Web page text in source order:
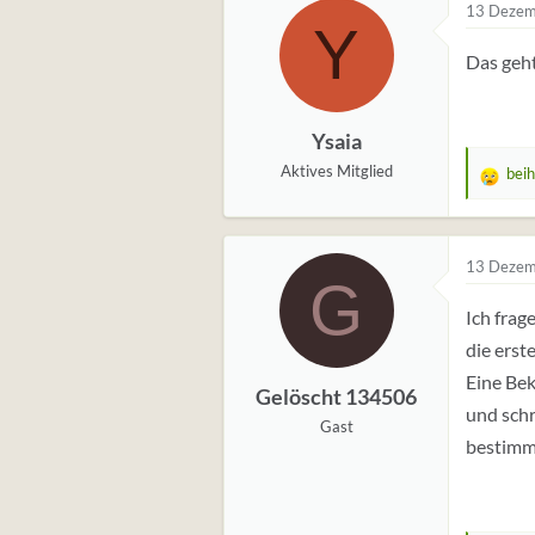
Y
Ysaia
Aktives Mitglied
13
Das
W
r
t
u
n
g
n
:
G
Gelöscht 134506
Gast
13
Ich
die
Eine
und